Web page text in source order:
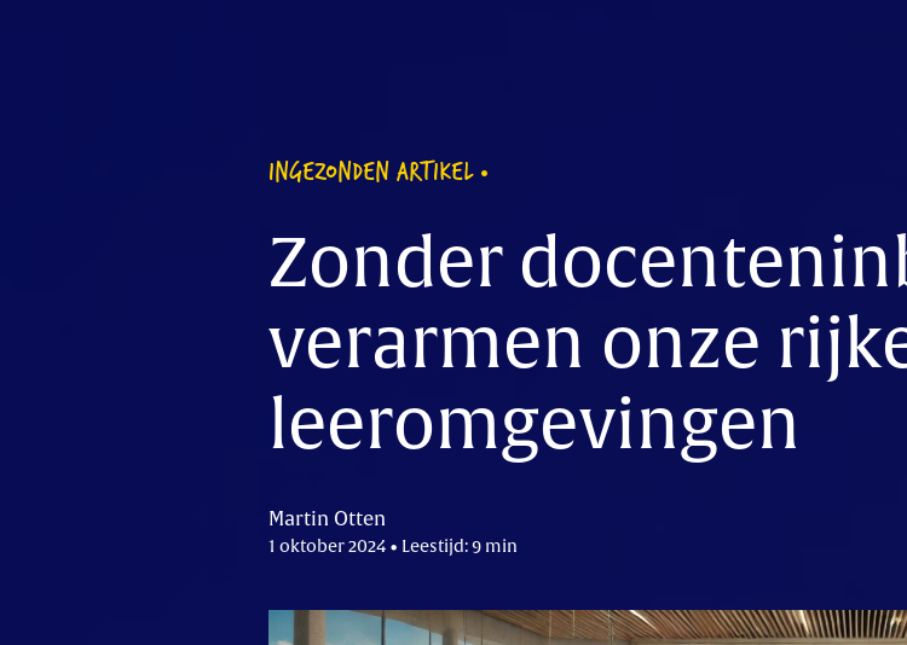
INGEZONDEN ARTIKEL
Zonder
verarmen onze
leeromgevingen
Martin Otten
1 oktober 2024 • Leestijd: 9 min